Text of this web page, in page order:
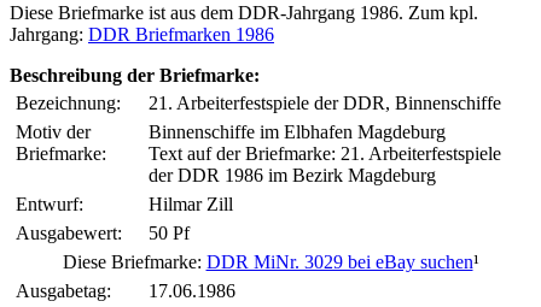
Diese Briefmarke ist aus dem DDR-Jahrgang 1986. Zum kpl.
Jahrgang: DDR Briefmarken 1986
Beschreibung der Briefmarke:
Bezeichnung:
21. Arbeiterfestspiele der DDR, Binnenschiffe
Motiv der
Briefmarke:
Binnenschiffe im Elbhafen Magdeburg
Text auf der Briefmarke: 21. Arbeiterfestspiele
der DDR 1986 im Bezirk Magdeburg
Entwurf:
Hilmar Zill
Ausgabewert:
50 Pf
Diese Briefmarke: DDR MiNr. 3029 bei eBay suchen¹
Ausgabetag:
17.06.1986